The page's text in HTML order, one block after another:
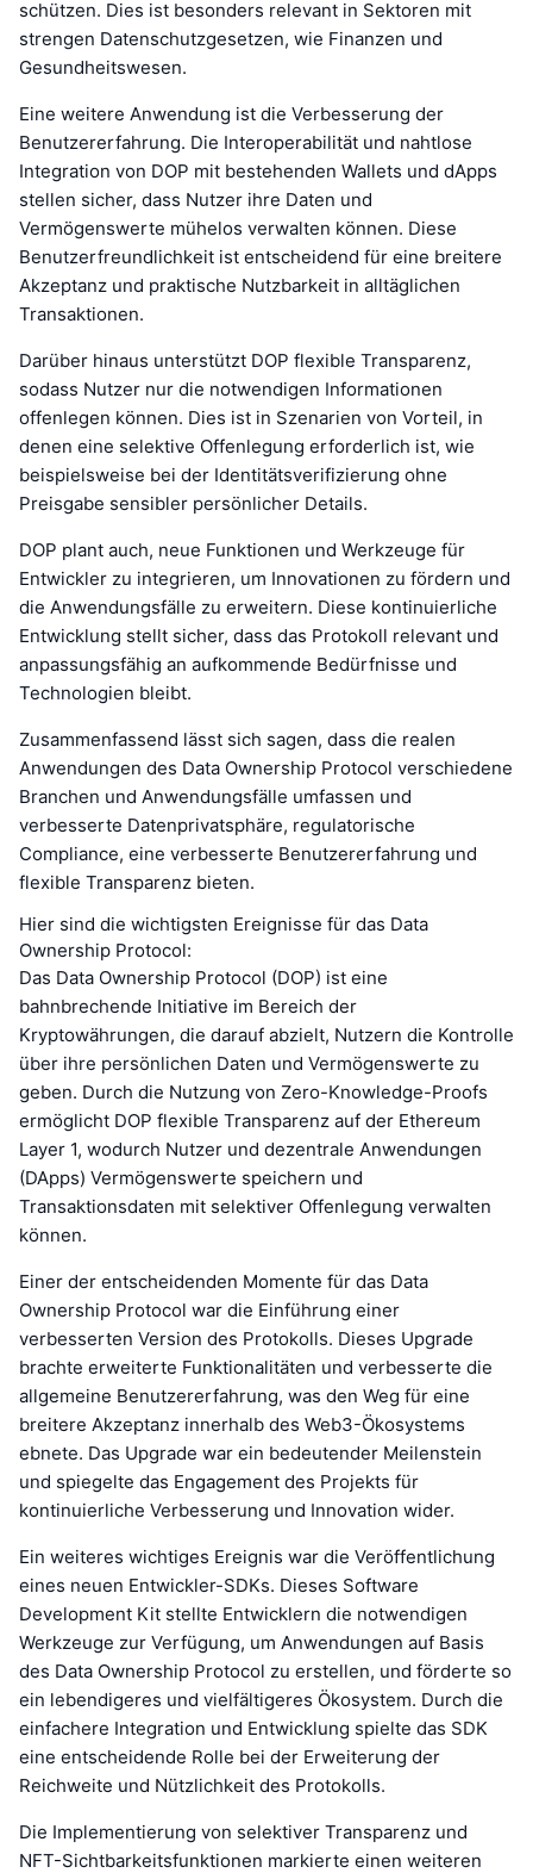
schützen. Dies ist besonders relevant in Sektoren mit
strengen Datenschutzgesetzen, wie Finanzen und
Gesundheitswesen.
Eine weitere Anwendung ist die Verbesserung der
Benutzererfahrung. Die Interoperabilität und nahtlose
Integration von DOP mit bestehenden Wallets und dApps
stellen sicher, dass Nutzer ihre Daten und
Vermögenswerte mühelos verwalten können. Diese
Benutzerfreundlichkeit ist entscheidend für eine breitere
Akzeptanz und praktische Nutzbarkeit in alltäglichen
Transaktionen.
Darüber hinaus unterstützt DOP flexible Transparenz,
sodass Nutzer nur die notwendigen Informationen
offenlegen können. Dies ist in Szenarien von Vorteil, in
denen eine selektive Offenlegung erforderlich ist, wie
beispielsweise bei der Identitätsverifizierung ohne
Preisgabe sensibler persönlicher Details.
DOP plant auch, neue Funktionen und Werkzeuge für
Entwickler zu integrieren, um Innovationen zu fördern und
die Anwendungsfälle zu erweitern. Diese kontinuierliche
Entwicklung stellt sicher, dass das Protokoll relevant und
anpassungsfähig an aufkommende Bedürfnisse und
Technologien bleibt.
Zusammenfassend lässt sich sagen, dass die realen
Anwendungen des Data Ownership Protocol verschiedene
Branchen und Anwendungsfälle umfassen und
verbesserte Datenprivatsphäre, regulatorische
Compliance, eine verbesserte Benutzererfahrung und
flexible Transparenz bieten.
Hier sind die wichtigsten Ereignisse für das Data
Ownership Protocol:
Das Data Ownership Protocol (DOP) ist eine
bahnbrechende Initiative im Bereich der
Kryptowährungen, die darauf abzielt, Nutzern die Kontrolle
über ihre persönlichen Daten und Vermögenswerte zu
geben. Durch die Nutzung von Zero-Knowledge-Proofs
ermöglicht DOP flexible Transparenz auf der Ethereum
Layer 1, wodurch Nutzer und dezentrale Anwendungen
(DApps) Vermögenswerte speichern und
Transaktionsdaten mit selektiver Offenlegung verwalten
können.
Einer der entscheidenden Momente für das Data
Ownership Protocol war die Einführung einer
verbesserten Version des Protokolls. Dieses Upgrade
brachte erweiterte Funktionalitäten und verbesserte die
allgemeine Benutzererfahrung, was den Weg für eine
breitere Akzeptanz innerhalb des Web3-Ökosystems
ebnete. Das Upgrade war ein bedeutender Meilenstein
und spiegelte das Engagement des Projekts für
kontinuierliche Verbesserung und Innovation wider.
Ein weiteres wichtiges Ereignis war die Veröffentlichung
eines neuen Entwickler-SDKs. Dieses Software
Development Kit stellte Entwicklern die notwendigen
Werkzeuge zur Verfügung, um Anwendungen auf Basis
des Data Ownership Protocol zu erstellen, und förderte so
ein lebendigeres und vielfältigeres Ökosystem. Durch die
einfachere Integration und Entwicklung spielte das SDK
eine entscheidende Rolle bei der Erweiterung der
Reichweite und Nützlichkeit des Protokolls.
Die Implementierung von selektiver Transparenz und
NFT-Sichtbarkeitsfunktionen markierte einen weiteren